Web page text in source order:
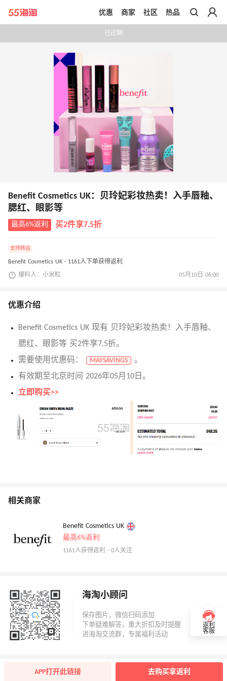
带你去官网买正品
优惠 商家 社区 热品
已过期
Benefit Cosmetics UK：贝玲妃彩妆热卖！入手唇釉、
腮红、眼影等
最高6%返利 买2件享7.5折
支持转运
Benefit Cosmetics UK · 1161人下单获得返利
爆料人：小米粒 05月10日 06:00
优惠介绍
Benefit Cosmetics UK 现有 贝玲妃彩妆热卖！入手唇釉、
腮红、眼影等 买2件享7.5折。
需要使用优惠码：
MAYSAVINGS
。
有效期至北京时间 2026年05月10日。
立即购买>>
相关商家
Benefit Cosmetics UK
最高6%返利
1161人获得返利 · 0人关注
海淘小顾问
返利
客服
APP打开此链接 去购买拿返利